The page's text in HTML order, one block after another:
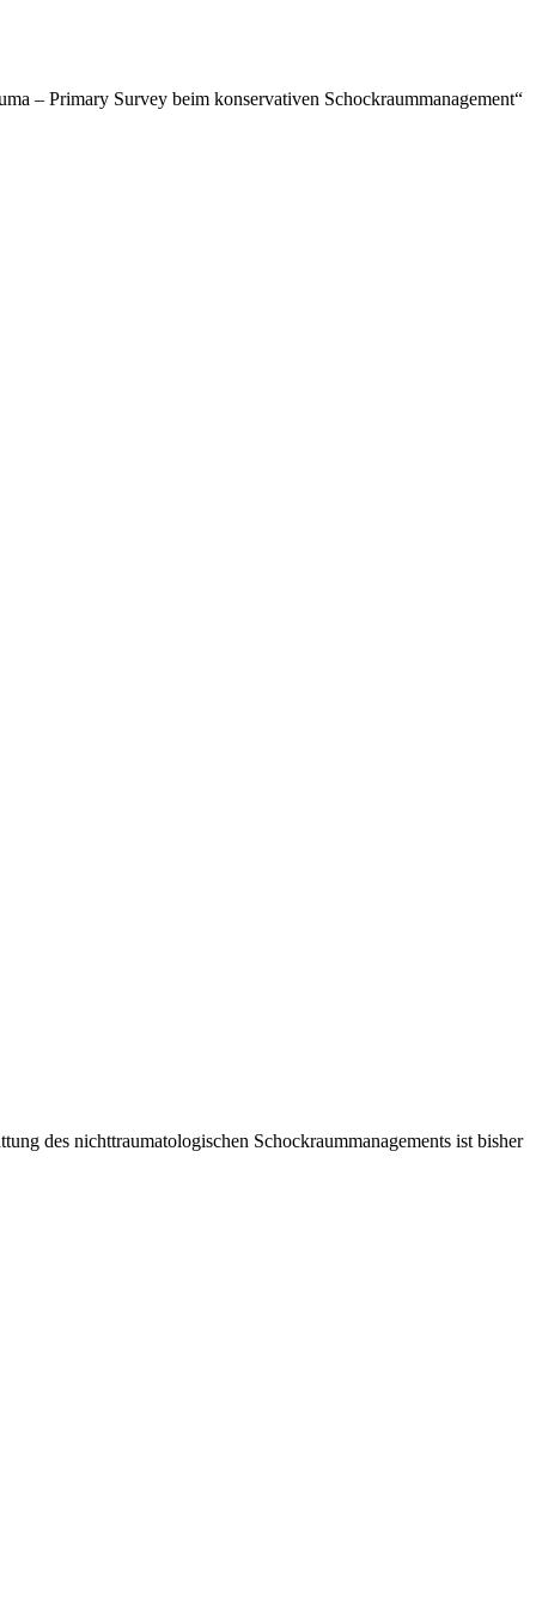
– Primary Survey beim konservativen Schockraummanagement“
des nichttraumatologischen Schockraummanagements ist bisher